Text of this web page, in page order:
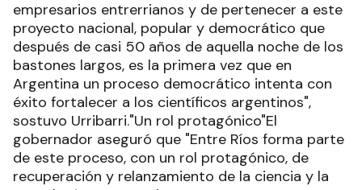
empresarios entrerrianos y de pertenecer a este
proyecto nacional, popular y democrático que
después de casi 50 años de aquella noche de los
bastones largos, es la primera vez que en
Argentina un proceso democrático intenta con
éxito fortalecer a los científicos argentinos",
sostuvo Urribarri."Un rol protagónico"El
gobernador aseguró que "Entre Ríos forma parte
de este proceso, con un rol protagónico, de
recuperación y relanzamiento de la ciencia y la